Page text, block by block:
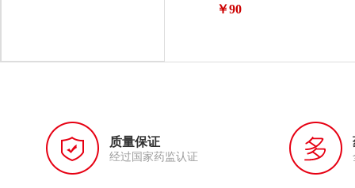
￥90
质量保证
经过国家药监认证